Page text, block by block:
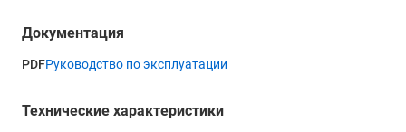
Определение минимального и максимального
Отображение уровня заряда аккумулятора
длительном простое
Документация
PDFРуководство по эксплуатации
Технические характеристики